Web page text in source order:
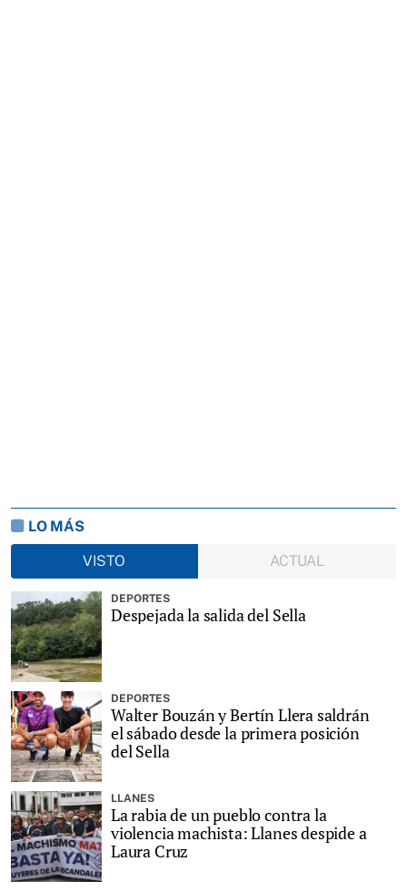
LO MÁS
VISTO
ACTUAL
DEPORTES
Despejada la salida del Sella
DEPORTES
Walter Bouzán y Bertín Llera saldrán
el sábado desde la primera posición
del Sella
LLANES
La rabia de un pueblo contra la
violencia machista: Llanes despide a
Laura Cruz